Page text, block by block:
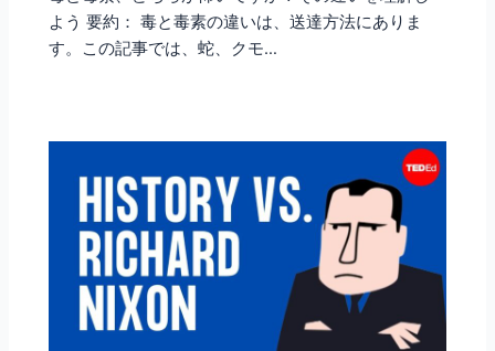
よう 要約： 毒と毒素の違いは、送達方法にありま
す。この記事では、蛇、クモ…